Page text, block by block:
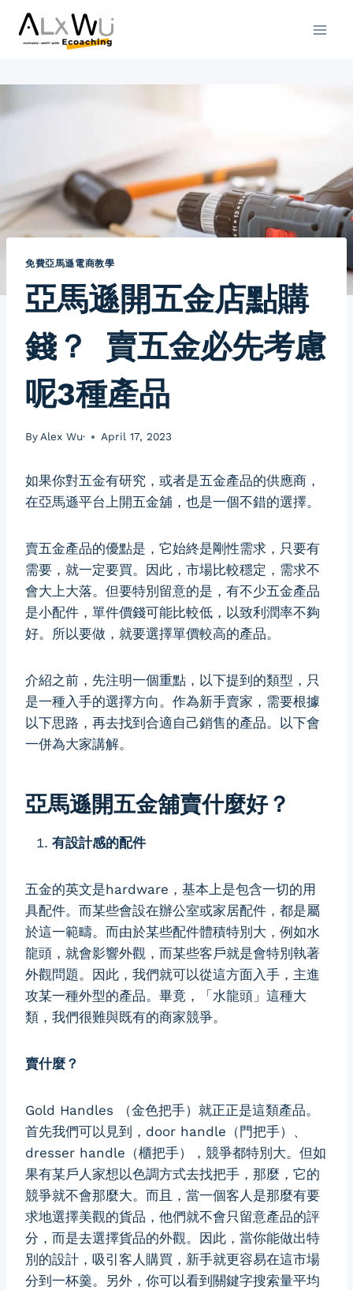
Skip
免費亞馬遜電商教學
亞馬遜開五金店點購
錢？ 賣五金必先考慮
呢3種產品
By Alex Wu· April 17, 2023
如果你對五金有研究，或者是五金產品的供應商，
在亞馬遜平台上開五金舖，也是一個不錯的選擇。
賣五金產品的優點是，它始終是剛性需求，只要有
需要，就一定要買。因此，市場比較穩定，需求不
會大上大落。但要特別留意的是，有不少五金產品
是小配件，單件價錢可能比較低，以致利潤率不夠
好。所以要做，就要選擇單價較高的產品。
介紹之前，先注明一個重點，以下提到的類型，只
是一種入手的選擇方向。作為新手賣家，需要根據
以下思路，再去找到合適自己銷售的產品。以下會
一併為大家講解。
亞馬遜開五金舖賣什麼好？
有設計感的配件
五金的英文是hardware，基本上是包含一切的用
具配件。而某些會設在辦公室或家居配件，都是屬
於這一範疇。而由於某些配件體積特別大，例如水
龍頭，就會影響外觀，而某些客戶就是會特別執著
外觀問題。因此，我們就可以從這方面入手，主進
攻某一種外型的產品。畢竟，「水龍頭」這種大
類，我們很難與既有的商家競爭。
賣什麼？
Gold Handles （金色把手）就正正是這類產品。
首先我們可以見到，door handle（門把手）、
dresser handle（櫃把手），競爭都特別大。但如
果有某戶人家想以色調方式去找把手，那麼，它的
競爭就不會那麼大。而且，當一個客人是那麼有要
求地選擇美觀的貨品，他們就不會只留意產品的評
分，而是去選擇貨品的外觀。因此，當你能做出特
別的設計，吸引客人購買，新手就更容易在這市場
分到一杯羹。另外，你可以看到關鍵字搜索量平均